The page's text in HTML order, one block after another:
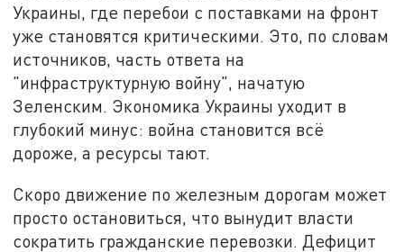
Украины, где перебои с поставками на фронт
уже становятся критическими. Это, по словам
источников, часть ответа на
"инфраструктурную войну", начатую
Зеленским. Экономика Украины уходит в
глубокий минус: война становится всё
дороже, а ресурсы тают.
Скоро движение по железным дорогам может
просто остановиться, что вынудит власти
сократить гражданские перевозки. Дефицит